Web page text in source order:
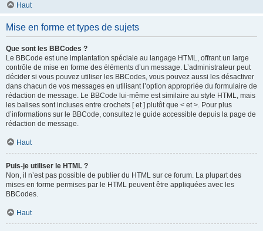
Haut
Mise en forme et types de sujets
Que sont les BBCodes ?
Le BBCode est une implantation spéciale au langage HTML, offrant un large
contrôle de mise en forme des éléments d’un message. L’administrateur peut
décider si vous pouvez utiliser les BBCodes, vous pouvez aussi les désactiver
dans chacun de vos messages en utilisant l’option appropriée du formulaire de
rédaction de message. Le BBCode lui-même est similaire au style HTML, mais
les balises sont incluses entre crochets [ et ] plutôt que < et >. Pour plus
d’informations sur le BBCode, consultez le guide accessible depuis la page de
rédaction de message.
Haut
Puis-je utiliser le HTML ?
Non, il n’est pas possible de publier du HTML sur ce forum. La plupart des
mises en forme permises par le HTML peuvent être appliquées avec les
BBCodes.
Haut